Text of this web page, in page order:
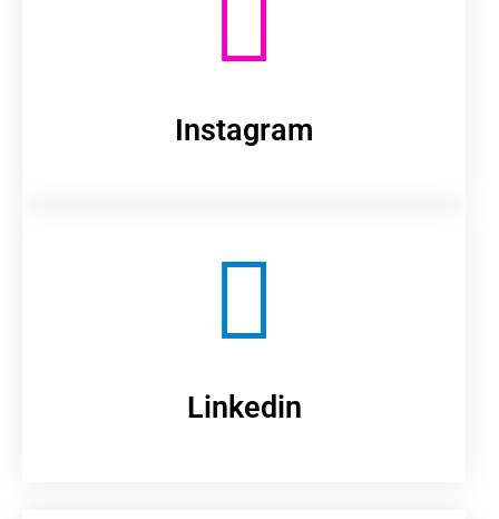
Instagram
Linkedin